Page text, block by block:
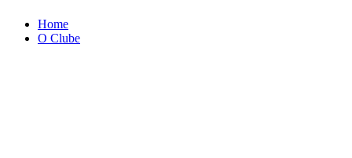
Home
O Clube